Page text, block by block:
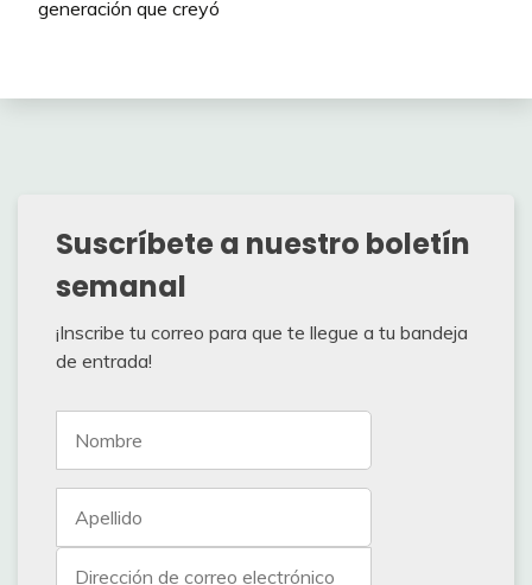
generación que creyó
Suscríbete a nuestro boletín
semanal
¡Inscribe tu correo para que te llegue a tu bandeja
de entrada!